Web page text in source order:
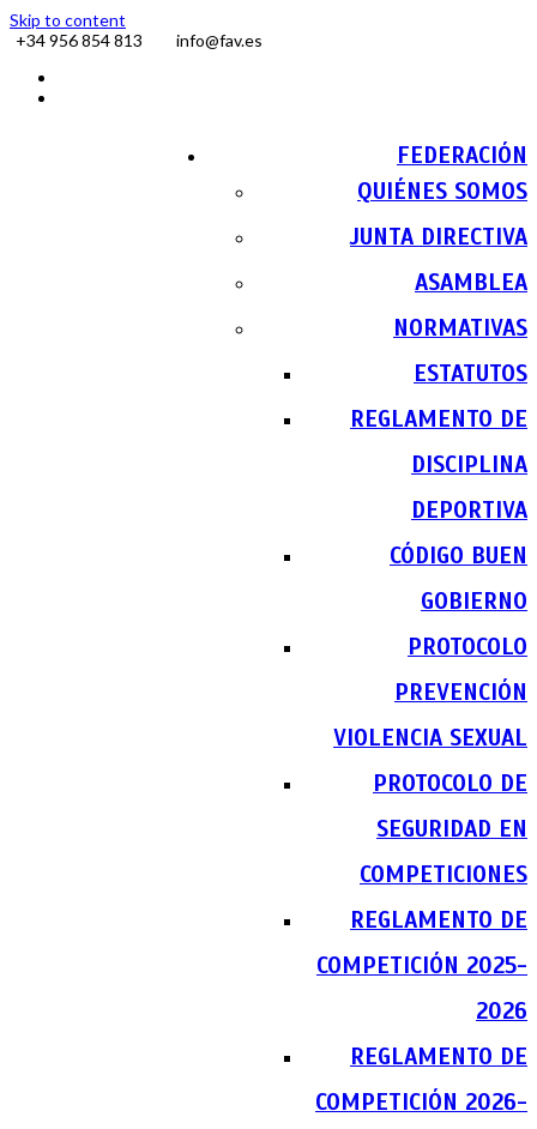
Skip to content
+34 956 854 813
info@fav.es
FEDERACIÓN
QUIÉNES SOMOS
JUNTA DIRECTIVA
ASAMBLEA
NORMATIVAS
ESTATUTOS
REGLAMENTO DE
DISCIPLINA
DEPORTIVA
CÓDIGO BUEN
GOBIERNO
PROTOCOLO
PREVENCIÓN
VIOLENCIA SEXUAL
PROTOCOLO DE
SEGURIDAD EN
COMPETICIONES
REGLAMENTO DE
COMPETICIÓN 2025-
2026
REGLAMENTO DE
COMPETICIÓN 2026-